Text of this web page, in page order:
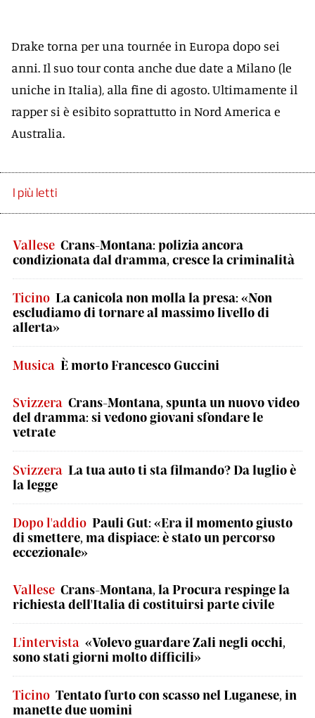
Drake torna per una tournée in Europa dopo sei
anni. Il suo tour conta anche due date a Milano (le
uniche in Italia), alla fine di agosto. Ultimamente il
rapper si è esibito soprattutto in Nord America e
Australia.
I più letti
Vallese Crans-Montana: polizia ancora
condizionata dal dramma, cresce la criminalità
Ticino La canicola non molla la presa: «Non
escludiamo di tornare al massimo livello di
allerta»
Musica È morto Francesco Guccini
Svizzera Crans-Montana, spunta un nuovo video
del dramma: si vedono giovani sfondare le
vetrate
Svizzera La tua auto ti sta filmando? Da luglio è
la legge
Dopo l'addio Pauli Gut: «Era il momento giusto
di smettere, ma dispiace: è stato un percorso
eccezionale»
Vallese Crans-Montana, la Procura respinge la
richiesta dell'Italia di costituirsi parte civile
L'intervista «Volevo guardare Zali negli occhi,
sono stati giorni molto difficili»
Ticino Tentato furto con scasso nel Luganese, in
manette due uomini